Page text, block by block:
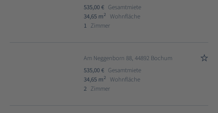
535,00 € Gesamtmiete
34,65 m2
Wohnfläche
1 Zimmer
Am Neggenborn 88, 44892 Bochum
535,00 € Gesamtmiete
34,65 m2
Wohnfläche
2 Zimmer